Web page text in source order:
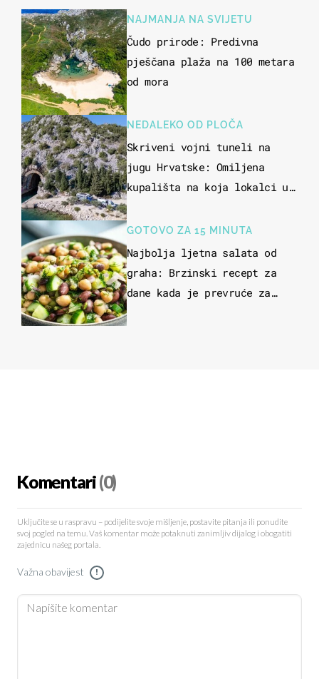
NAJMANJA NA SVIJETU
Čudo prirode: Predivna
pješčana plaža na 100 metara
od mora
NEDALEKO OD PLOČA
Skriveni vojni tuneli na
jugu Hrvatske: Omiljena
kupališta na koja lokalci u
u more
GOTOVO ZA 15 MINUTA
Najbolja ljetna salata od
graha: Brzinski recept za
dane kada je prevruće za
Komentari(0)
Uključite se u raspravu – podijelite svoje mišljenje, postavite pitanja ili ponudite
svoj pogled na temu. Vaš komentar može potaknuti zanimljiv dijalog i obogatiti
zajednicu našeg portala.
Važna obavijest !